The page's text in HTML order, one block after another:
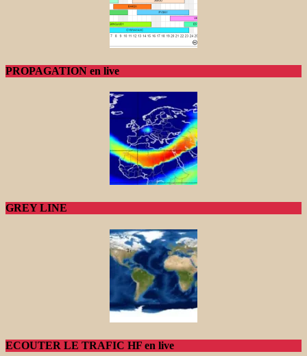
PROPAGATION en live
GREY LINE
ECOUTER LE TRAFIC HF en live